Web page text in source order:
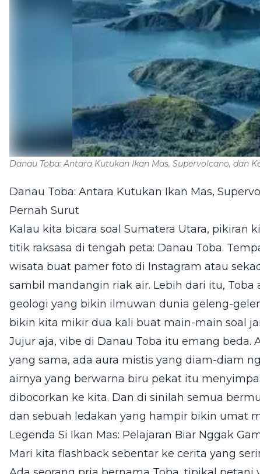
Danau Toba: Antara Kutukan Ikan Mas, Supervolcano, dan
Danau Toba: Antara Kutukan Ikan Mas,
Pernah Surut
Kalau kita bicara soal Sumatera Utara, pikiran
titik raksasa di tengah peta: Danau Toba.
wisata buat pamer foto di Instagram atau
sambil mandangin riak air. Lebih dari itu,
geologi yang bikin ilmuwan dunia geleng-
bikin kita mikir dua kali buat main-main soal
Jujur aja, vibe di Danau Toba itu emang beda.
yang sama, ada aura mistis yang diam-diam
airnya yang berwarna biru pekat itu
dibocorkan ke kita. Dan di sinilah semua
dan sebuah ledakan yang hampir bikin umat
Legenda Si Ikan Mas: Pelajaran Biar Nggak
Mari kita flashback sebentar ke cerita yang